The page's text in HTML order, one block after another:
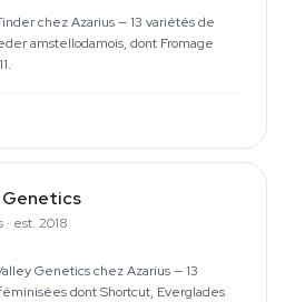
chez Azarius — 13 variétés de
amstellodamois, dont Fromage
Genetics
· est. 2018
Genetics chez Azarius — 13
dont Shortcut, Everglades